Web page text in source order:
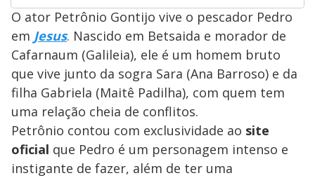
O ator Petrônio Gontijo vive o pescador Pedro
em Jesus. Nascido em Betsaida e morador de
Cafarnaum (Galileia), ele é um homem bruto
que vive junto da sogra Sara (Ana Barroso) e da
filha Gabriela (Maitê Padilha), com quem tem
uma relação cheia de conflitos.
Petrônio contou com exclusividade ao site
oficial que Pedro é um personagem intenso e
instigante de fazer, além de ter uma